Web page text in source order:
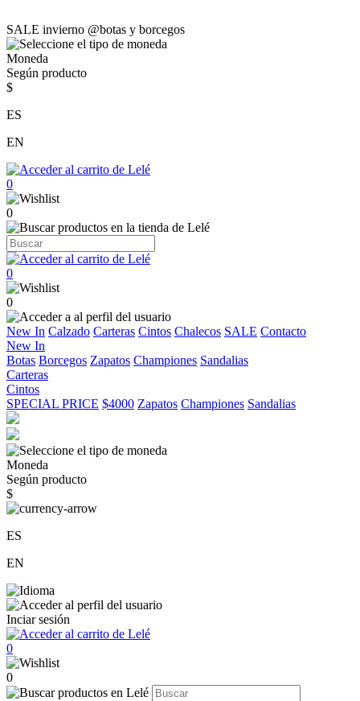
SALE invierno @botas y borcegos
Moneda
Según producto
$
ES
EN
0
0
0
0
New In Calzado Carteras Cintos Chalecos SALE Contacto
New In
Botas Borcegos Zapatos Championes Sandalias
Carteras
Cintos
SPECIAL PRICE $4000 Zapatos Championes Sandalias
Moneda
Según producto
$
ES
EN
Inciar sesión
0
0